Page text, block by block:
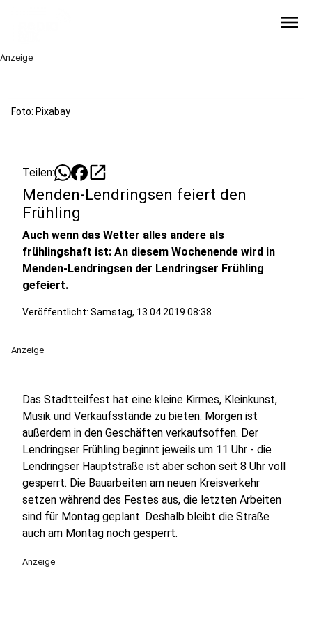
menu
Anzeige
Foto: Pixabay
Teilen: open_in_new
Menden-Lendringsen feiert den
Frühling
Auch wenn das Wetter alles andere als
frühlingshaft ist: An diesem Wochenende wird in
Menden-Lendringsen der Lendringser Frühling
gefeiert.
Veröffentlicht: Samstag, 13.04.2019 08:38
Anzeige
Das Stadtteilfest hat eine kleine Kirmes, Kleinkunst,
Musik und Verkaufsstände zu bieten. Morgen ist
außerdem in den Geschäften verkaufsoffen. Der
Lendringser Frühling beginnt jeweils um 11 Uhr - die
Lendringser Hauptstraße ist aber schon seit 8 Uhr voll
gesperrt. Die Bauarbeiten am neuen Kreisverkehr
setzen während des Festes aus, die letzten Arbeiten
sind für Montag geplant. Deshalb bleibt die Straße
auch am Montag noch gesperrt.
Anzeige